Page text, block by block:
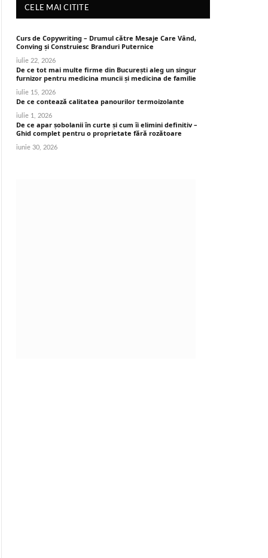
CELE MAI CITITE
Curs de Copywriting – Drumul către Mesaje Care Vând,
Conving și Construiesc Branduri Puternice
iulie 22, 2026
De ce tot mai multe firme din București aleg un singur
furnizor pentru medicina muncii și medicina de familie
iulie 15, 2026
De ce contează calitatea panourilor termoizolante
iulie 1, 2026
De ce apar șobolanii în curte și cum îi elimini definitiv –
Ghid complet pentru o proprietate fără rozătoare
iunie 30, 2026